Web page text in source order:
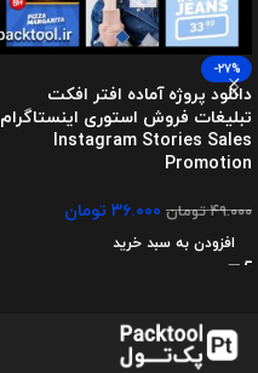
-27%
دانلود پروژه آماده افتر افکت
تبلیغات فروش استوری اینستاگرام
Instagram Stories Sales
Promotion
۴۹.۰۰۰تومان ۳۶.۰۰۰ تومان
افزودن به سبد خرید